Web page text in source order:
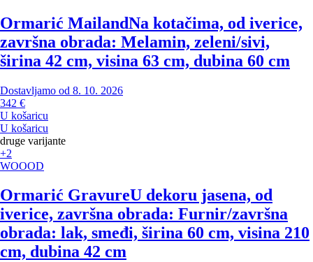
Ormarić MailandNa kotačima, od iverice,
završna obrada: Melamin, zeleni/sivi,
širina 42 cm, visina 63 cm, dubina 60 cm
Dostavljamo od 8. 10. 2026
342 €
U košaricu
U košaricu
druge varijante
+2
WOOOD
Ormarić GravureU dekoru jasena, od
iverice, završna obrada: Furnir/završna
obrada: lak, smeđi, širina 60 cm, visina 210
cm, dubina 42 cm